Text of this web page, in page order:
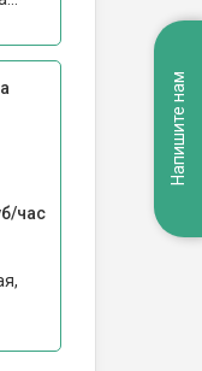
час
Напишите нам